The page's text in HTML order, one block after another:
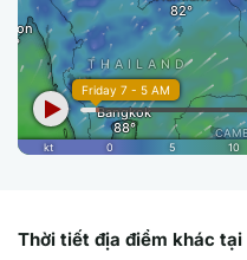
Thời tiết địa điểm khác